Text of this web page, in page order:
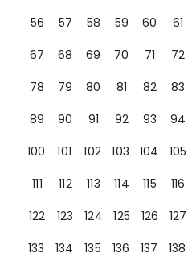
56
57 58 59 60 61
67
68 69 70 71 72
78
79 80 81 82 83
89
90 91 92 93 94
100
101 102 103 104 105
111
112 113 114 115 116
122
123 124 125 126 127
133
134 135 136 137 138